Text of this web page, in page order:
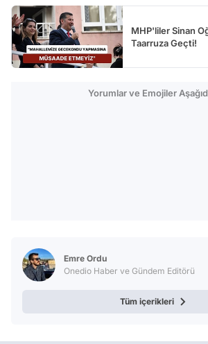
MHP'liler Sinan
Taarruza Geçti!
Yorumlar ve Emojiler
Emre Ordu
Onedio Haber ve Gündem Editörü
Tüm içerikleri